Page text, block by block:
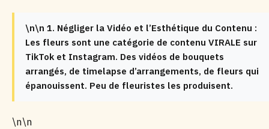
\n\n 1. Négliger la Vidéo et l’Esthétique du Contenu :
Les fleurs sont une catégorie de contenu VIRALE sur
TikTok et Instagram. Des vidéos de bouquets
arrangés, de timelapse d’arrangements, de fleurs qui
épanouissent. Peu de fleuristes les produisent.
\n\n